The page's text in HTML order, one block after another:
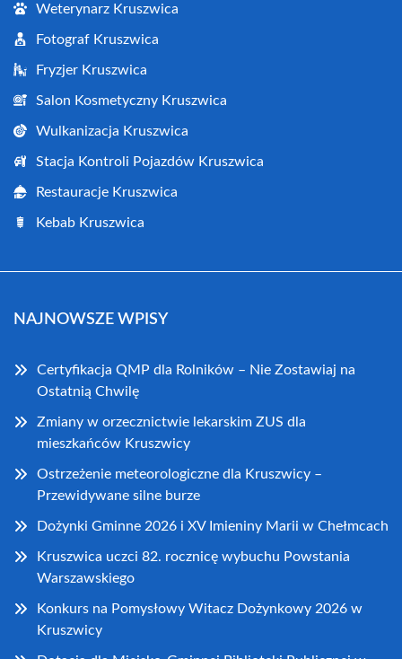
Weterynarz Kruszwica
Fotograf Kruszwica
Fryzjer Kruszwica
Salon Kosmetyczny Kruszwica
Wulkanizacja Kruszwica
Stacja Kontroli Pojazdów Kruszwica
Restauracje Kruszwica
Kebab Kruszwica
NAJNOWSZE WPISY
Certyfikacja QMP dla Rolników – Nie Zostawiaj na
Ostatnią Chwilę
Zmiany w orzecznictwie lekarskim ZUS dla
mieszkańców Kruszwicy
Ostrzeżenie meteorologiczne dla Kruszwicy –
Przewidywane silne burze
Dożynki Gminne 2026 i XV Imieniny Marii w Chełmcach
Kruszwica uczci 82. rocznicę wybuchu Powstania
Warszawskiego
Konkurs na Pomysłowy Witacz Dożynkowy 2026 w
Kruszwicy